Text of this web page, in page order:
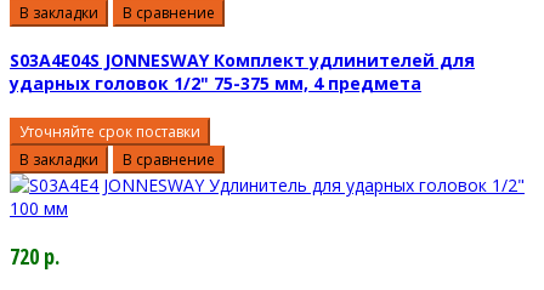
В закладки В сравнение
S03A4E04S JONNESWAY Комплект удлинителей для
ударных головок 1/2" 75-375 мм, 4 предмета
Уточняйте срок поставки
В закладки
В сравнение
720 р.